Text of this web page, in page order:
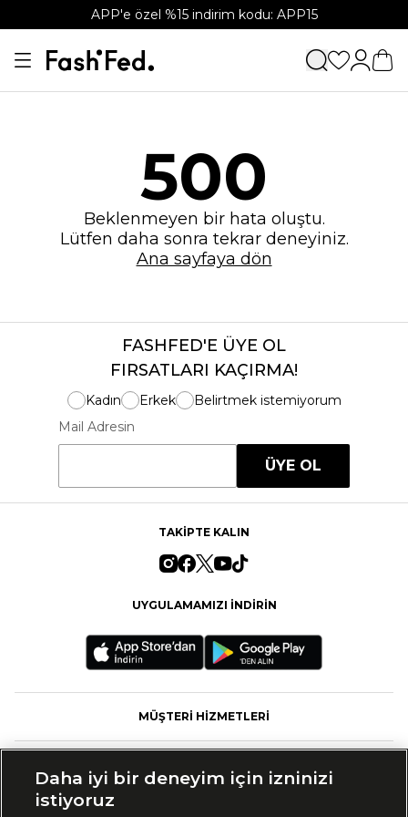
APP'e özel %15 indirim kodu: APP15
500
Beklenmeyen bir hata oluştu.
Lütfen daha sonra tekrar deneyiniz.
Ana sayfaya dön
FASHFED'E ÜYE OL
FIRSATLARI KAÇIRMA!
Kadın Erkek
Belirtmek istemiyorum
Mail Adresin
ÜYE OL
TAKİPTE KALIN
UYGULAMAMIZI İNDİRİN
MÜŞTERİ HİZMETLERİ
Daha iyi bir deneyim için izninizi
istiyoruz